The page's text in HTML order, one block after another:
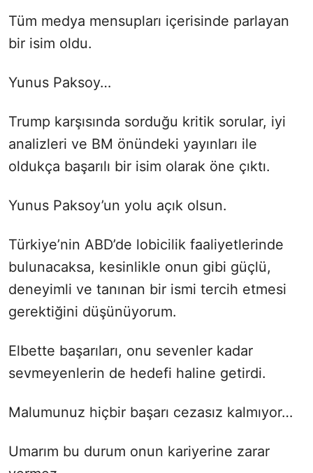
Tüm medya mensupları içerisinde parlayan
bir isim oldu.
Yunus Paksoy…
Trump karşısında sorduğu kritik sorular, iyi
analizleri ve BM önündeki yayınları ile
oldukça başarılı bir isim olarak öne çıktı.
Yunus Paksoy’un yolu açık olsun.
Türkiye’nin ABD’de lobicilik faaliyetlerinde
bulunacaksa, kesinlikle onun gibi güçlü,
deneyimli ve tanınan bir ismi tercih etmesi
gerektiğini düşünüyorum.
Elbette başarıları, onu sevenler kadar
sevmeyenlerin de hedefi haline getirdi.
Malumunuz hiçbir başarı cezasız kalmıyor…
Umarım bu durum onun kariyerine zarar